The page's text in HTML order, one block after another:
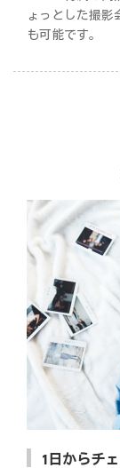
ょっとした撮
も可能です。
1日からチ